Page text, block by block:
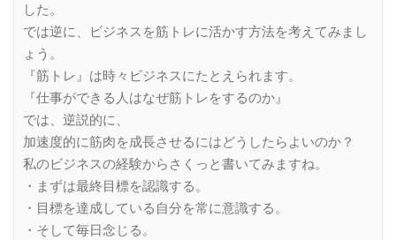
した。
では逆に、ビジネスを筋トレに活かす方法を考えてみまし
ょう。
『筋トレ』は時々ビジネスにたとえられます。
『仕事ができる人はなぜ筋トレをするのか』
では、逆説的に、
加速度的に筋肉を成長させるにはどうしたらよいのか？
私のビジネスの経験からさくっと書いてみますね。
・まずは最終目標を認識する。
・目標を達成している自分を常に意識する。
・そして毎日念じる。